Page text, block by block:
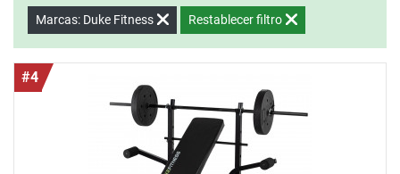
Marcas: Duke Fitness Restablecer filtro
#4